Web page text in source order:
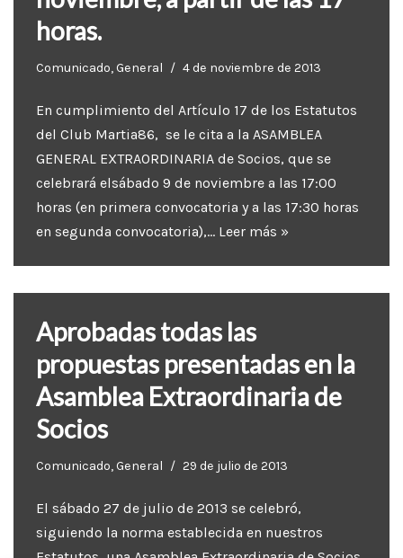
horas.
Comunicado,General 4 de noviembre de 2013
En cumplimiento del Artículo 17 de los Estatutos
del Club Martia86, se le cita a la ASAMBLEA
GENERAL EXTRAORDINARIA de Socios, que se
celebrará elsábado 9 de noviembre a las 17:00
horas (en primera convocatoria y a las 17:30 horas
en segunda convocatoria),… Leer más »
Aprobadas todas las
propuestas presentadas en la
Asamblea Extraordinaria de
Socios
Comunicado,General 29 de julio de 2013
El sábado 27 de julio de 2013 se celebró,
siguiendo la norma establecida en nuestros